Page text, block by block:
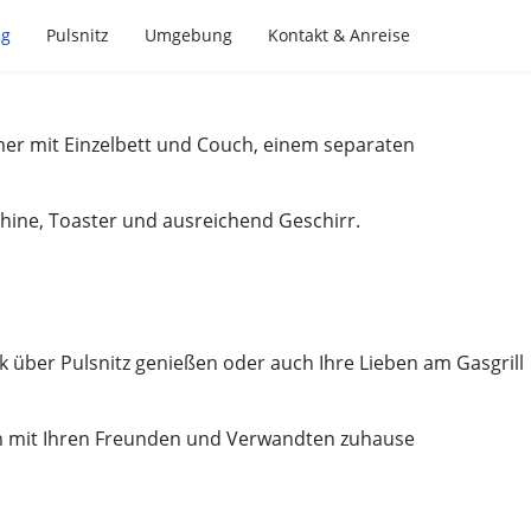
Pulsnitz Umgebung Kontakt & Anreise
mit Einzelbett und Couch, einem separaten
Toaster und ausreichend Geschirr.
Pulsnitz genießen oder auch Ihre Lieben am Gasgrill
Ihren Freunden und Verwandten zuhause